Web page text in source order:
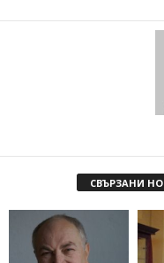
СВЪРЗАНИ